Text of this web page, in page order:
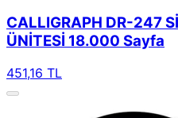
CALLIGRAPH DR-247
ÜNİTESİ 18.000 Sayfa
451,16 TL